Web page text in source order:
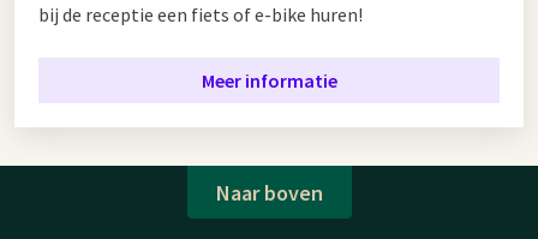
bij de receptie een fiets of e-bike huren!
Meer informatie
Naar boven